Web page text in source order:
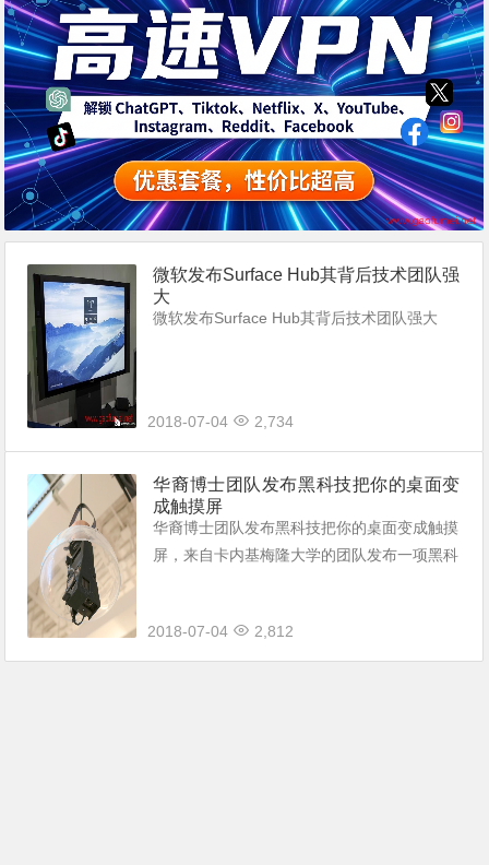
微软发布Surface Hub其背后技术团队强
大
微软发布Surface Hub其背后技术团队强大
2018-07-04 2,734
华裔博士团队发布黑科技把你的桌面变
成触摸屏
华裔博士团队发布黑科技把你的桌面变成触摸
屏，来自卡内基梅隆大学的团队发布一项黑科
导。
2018-07-04 2,812